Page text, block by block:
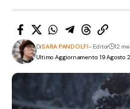
Ultimo Aggiornamento: 19 Agosto
DiSARA PANDOLFI- Editor 12